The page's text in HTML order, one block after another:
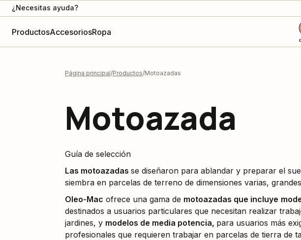
¿Necesitas ayuda?
ProductosAccesoriosRopa
Página principal Productos Motoazadas
Motoazada
Guía de selección
Las motoazadas se diseñaron para ablandar y preparar el
siembra en parcelas de terreno de dimensiones varias,
Oleo-Mac ofrece una gama de motoazadas que incluye
destinados a usuarios particulares que necesitan realizar
jardines, y modelos de media potencia, para usuarios más
profesionales que requieren trabajar en parcelas de tierra de